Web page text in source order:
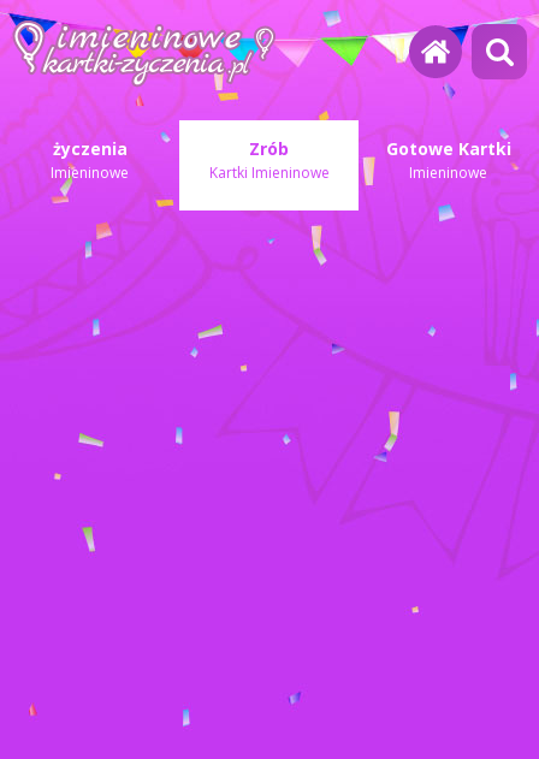
życzenia
Imieninowe
Zrób
Kartki Imieninowe
Gotowe Kartki
Imieninowe